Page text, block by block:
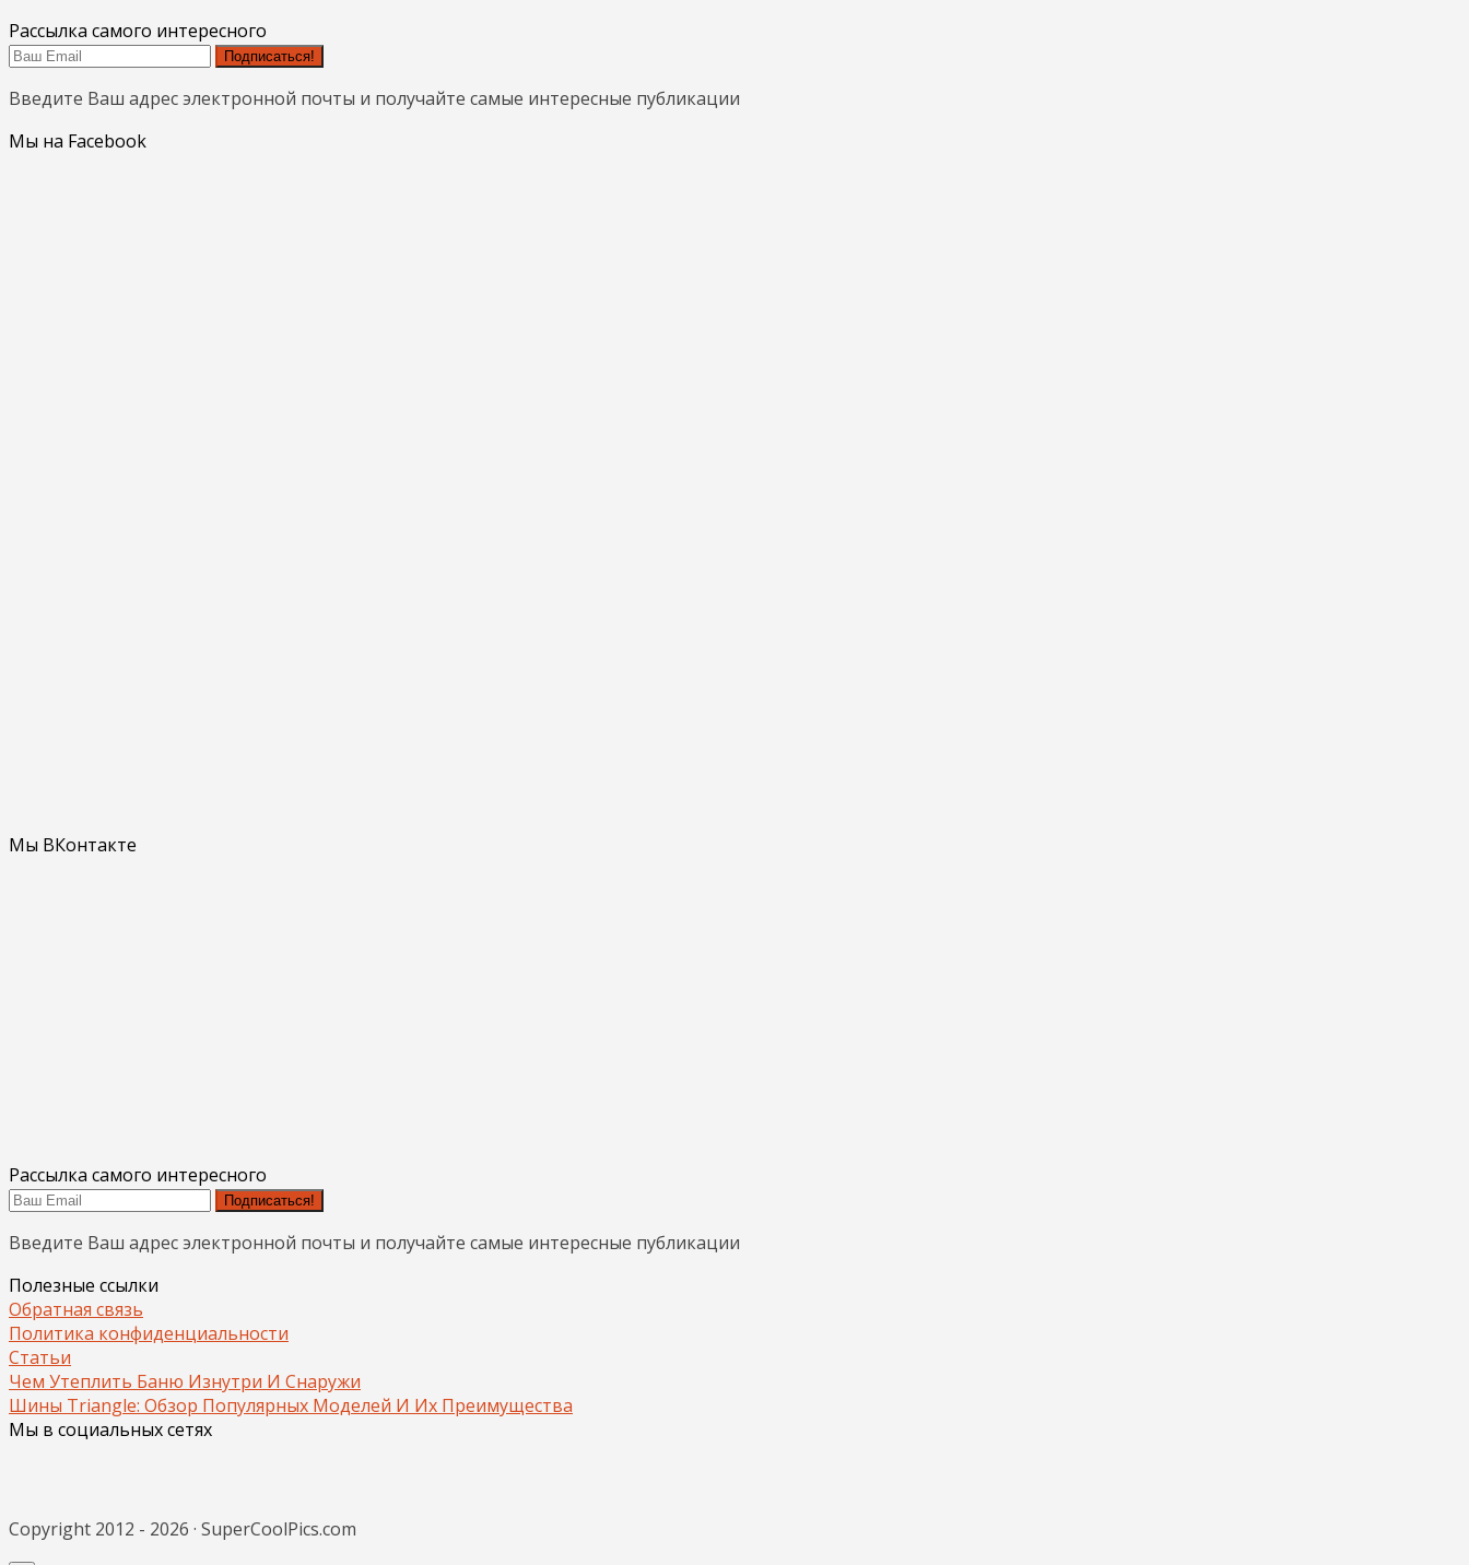
Рассылка самого интересного
Подписаться!
Введите Ваш адрес электронной почты и получайте самые интересные публикации
Мы на Facebook
Мы ВКонтакте
Рассылка самого интересного
Подписаться!
Введите Ваш адрес электронной почты и получайте самые интересные публикации
Полезные ссылки
Обратная связь
Политика конфиденциальности
Статьи
Чем Утеплить Баню Изнутри И Снаружи
Шины Triangle: Обзор Популярных Моделей И Их Преимущества
Мы в социальных сетях
Copyright 2012 - 2026 · SuperCoolPics.com